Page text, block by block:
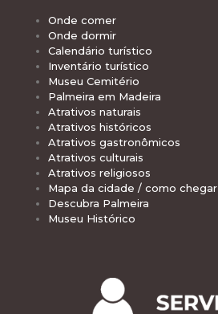
Onde comer
Onde dormir
Calendário turístico
Inventário turístico
Museu Cemitério
Palmeira em Madeira
Atrativos naturais
Atrativos históricos
Atrativos gastronômicos
Atrativos culturais
Atrativos religiosos
Mapa da cidade / como chegar
Descubra Palmeira
Museu Histórico